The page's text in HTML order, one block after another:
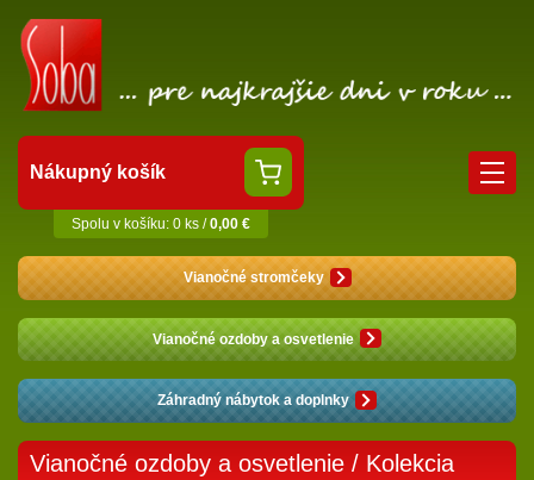
Nákupný košík
Spolu v košíku: 0 ks /0,00 €
Vianočné stromčeky
Vianočné ozdoby a osvetlenie
Záhradný nábytok a doplnky
Vianočné ozdoby a osvetlenie / Kolekcia